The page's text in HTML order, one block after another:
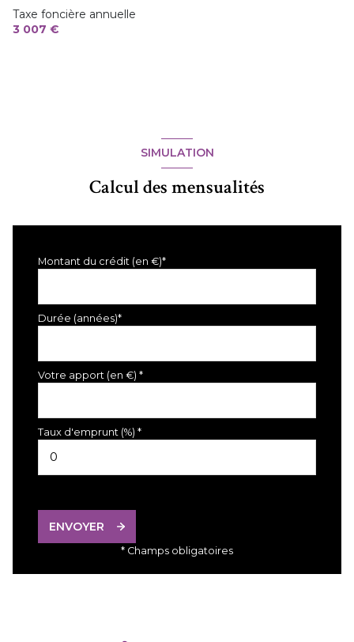
Taxe foncière annuelle
3 007 €
SIMULATION
Calcul des mensualités
Montant du crédit (en €)*
Durée (années)*
Votre apport (en €) *
Taux d'emprunt (%) *
ENVOYER
* Champs obligatoires